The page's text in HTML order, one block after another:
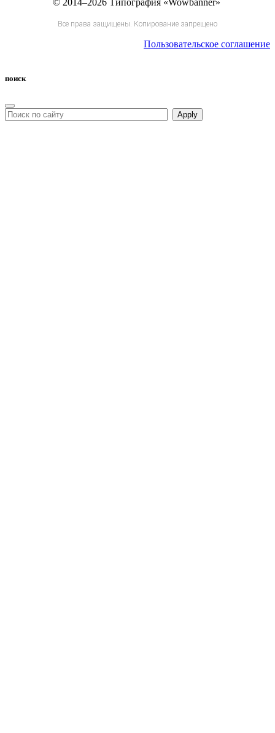
© 2014–2026 Типография «Wowbanner»
Все права защищены. Копирование запрещено
Пользовательское соглашение
поиск